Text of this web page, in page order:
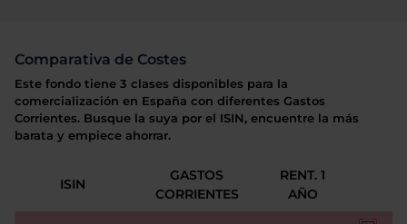
Comparativa de Costes
Este fondo tiene 3 clases disponibles para la
comercialización en España con diferentes Gastos
Corrientes. Busque la suya por el ISIN, encuentre la más
barata y empiece ahorrar.
ISIN
GASTOS
CORRIENTES
RENT. 1
AÑO